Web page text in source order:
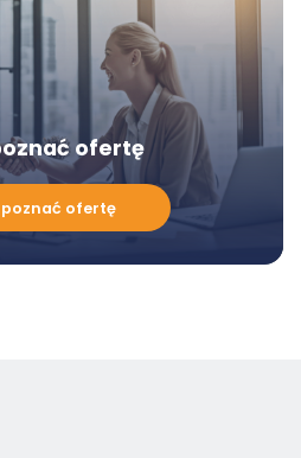
ofertę
poznać ofertę